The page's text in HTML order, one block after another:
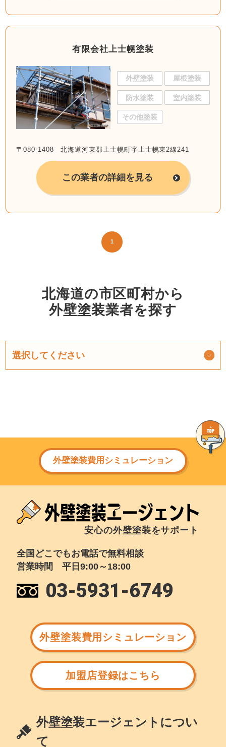
有限会社上士幌塗装
外壁塗装 屋根塗装
防水塗装 室内塗装
その他塗装
〒080-1408 北海道河東郡上士幌町字上士幌東2線241
この業者の詳細を見る
1
北海道の市区町村から
外壁塗装業者を探す
外壁塗装費用シミュレーション
安心の外壁塗装をサポート
全国どこでもお電話で無料相談
営業時間 平日9:00～18:00
03-5931-6749
外壁塗装費用シミュレーション
加盟店登録はこちら
外壁塗装エージェントについ
て